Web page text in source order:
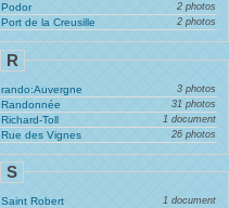
Podor 2 photos
Port de la Creusille 2 photos
R
rando:Auvergne 3 photos
Randonnée 31 photos
Richard-Toll 1 document
Rue des Vignes 26 photos
S
Saint Robert 1 document